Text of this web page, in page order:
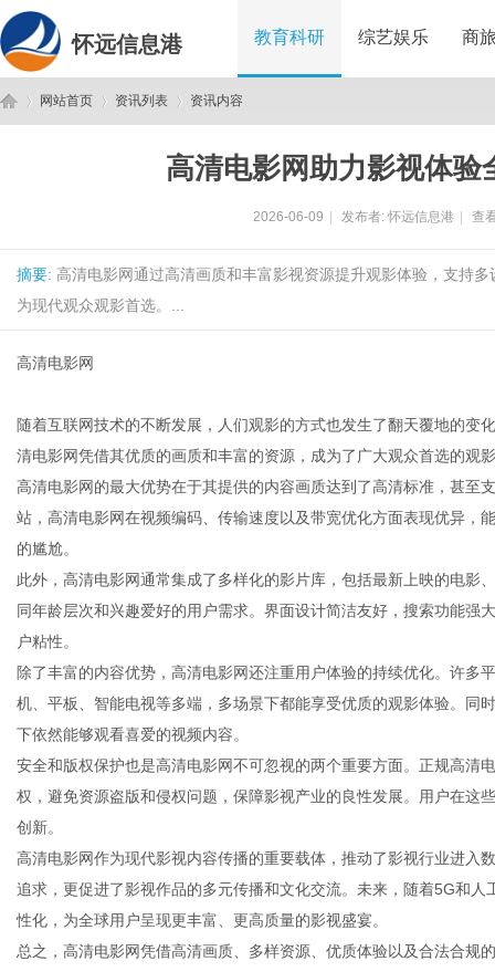
怀远信息港 教育科研 综艺娱乐 商
网站首页 资讯列表 资讯内容
高清电影网助力影视体验
2026-06-09 发布者: 怀远信息港 查
摘要: 高清电影网通过高清画质和丰富影视资源提升观影体验，支持
为现代观众观影首选。...
高清电影网
随着互联网技术的不断发展，人们观影的方式也发生了翻天覆地的变
清电影网凭借其优质的画质和丰富的资源，成为了广大观众首选的观
高清电影网的最大优势在于其提供的内容画质达到了高清标准，甚至
站，高清电影网在视频编码、传输速度以及带宽优化方面表现优异，
的尴尬。
此外，高清电影网通常集成了多样化的影片库，包括最新上映的电影
同年龄层次和兴趣爱好的用户需求。界面设计简洁友好，搜索功能强
户粘性。
除了丰富的内容优势，高清电影网还注重用户体验的持续优化。许多
机、平板、智能电视等多端，多场景下都能享受优质的观影体验。同
下依然能够观看喜爱的视频内容。
安全和版权保护也是高清电影网不可忽视的两个重要方面。正规高清
权，避免资源盗版和侵权问题，保障影视产业的良性发展。用户在这
创新。
高清电影网作为现代影视内容传播的重要载体，推动了影视行业进入
追求，更促进了影视作品的多元传播和文化交流。未来，随着5G和
性化，为全球用户呈现更丰富、更高质量的影视盛宴。
总之，高清电影网凭借高清画质、多样资源、优质体验以及合法合规